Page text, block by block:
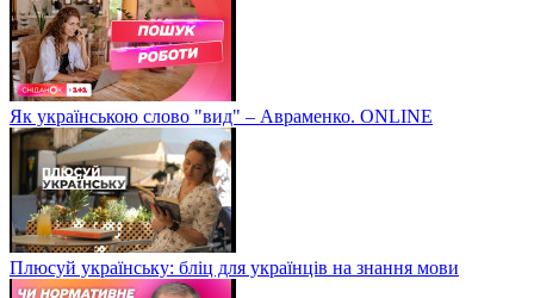
Як українською слово "вид" – Авраменко. ONLINE
Плюсуй українську: бліц для українців на знання мови